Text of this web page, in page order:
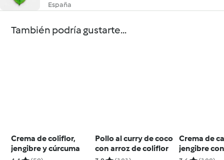
España
También podría gustarte...
Crema de coliflor,
jengibre y cúrcuma
Pollo al curry de coco
con arroz de coliflor
Crema de
jengibre